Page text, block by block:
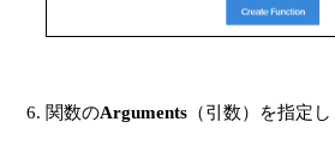
関数のArguments （引数）を指定し